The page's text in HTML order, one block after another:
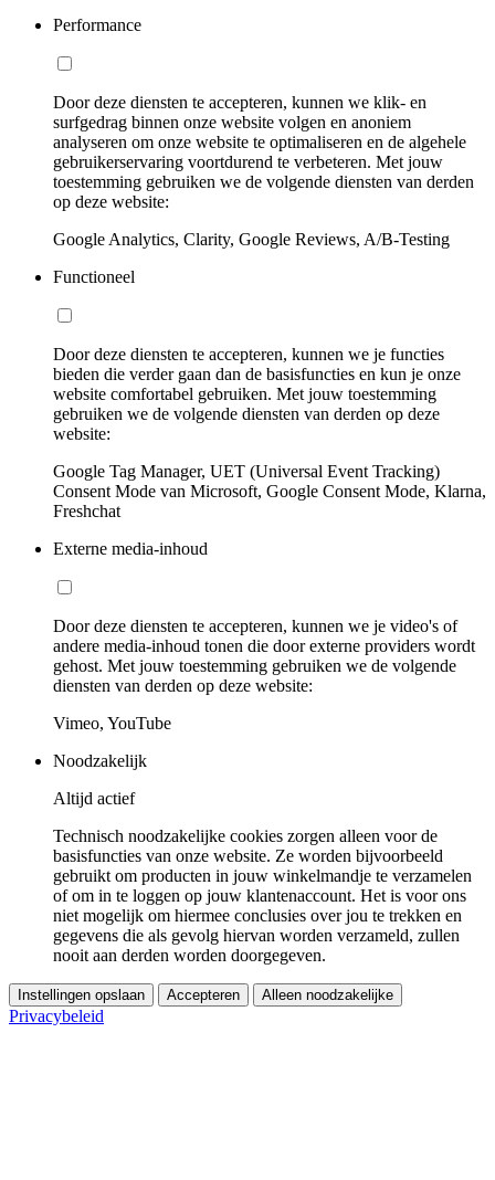
Performance
Door deze diensten te accepteren, kunnen we klik- en
surfgedrag binnen onze website volgen en anoniem
analyseren om onze website te optimaliseren en de algehele
gebruikerservaring voortdurend te verbeteren. Met jouw
toestemming gebruiken we de volgende diensten van derden
op deze website:
Google Analytics, Clarity, Google Reviews, A/B-Testing
Functioneel
Door deze diensten te accepteren, kunnen we je functies
bieden die verder gaan dan de basisfuncties en kun je onze
website comfortabel gebruiken. Met jouw toestemming
gebruiken we de volgende diensten van derden op deze
website:
Google Tag Manager, UET (Universal Event Tracking)
Consent Mode van Microsoft, Google Consent Mode, Klarna,
Freshchat
Externe media-inhoud
Door deze diensten te accepteren, kunnen we je video's of
andere media-inhoud tonen die door externe providers wordt
gehost. Met jouw toestemming gebruiken we de volgende
diensten van derden op deze website:
Vimeo, YouTube
Noodzakelijk
Altijd actief
Technisch noodzakelijke cookies zorgen alleen voor de
basisfuncties van onze website. Ze worden bijvoorbeeld
gebruikt om producten in jouw winkelmandje te verzamelen
of om in te loggen op jouw klantenaccount. Het is voor ons
niet mogelijk om hiermee conclusies over jou te trekken en
gegevens die als gevolg hiervan worden verzameld, zullen
nooit aan derden worden doorgegeven.
Instellingen opslaan Accepteren Alleen noodzakelijke
Privacybeleid